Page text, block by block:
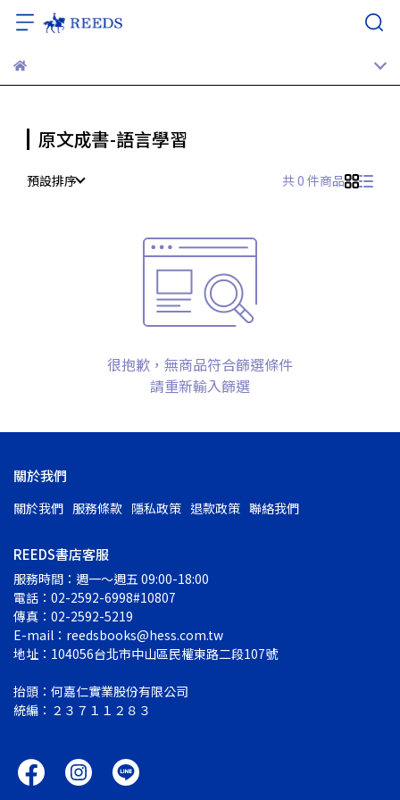
原文成書-語言學習
預設排序 共 0 件商品
很抱歉，無商品符合篩選條件
請重新輸入篩選
關於我們
關於我們 服務條款 隱私政策 退款政策 聯絡我們
REEDS書店客服
服務時間：週一～週五 09:00-18:00
電話：02-2592-6998#10807
傳真：02-2592-5219
E-mail：reedsbooks@hess.com.tw
地址：104056台北市中山區民權東路二段107號
抬頭：何嘉仁實業股份有限公司
統編：２３７１１２８３